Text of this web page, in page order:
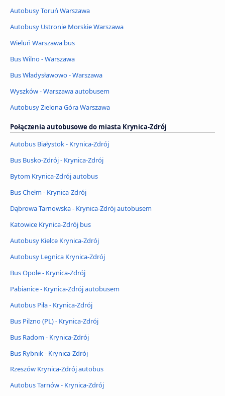
Autobusy Toruń Warszawa
Autobusy Ustronie Morskie Warszawa
Wieluń Warszawa bus
Bus Wilno - Warszawa
Bus Władysławowo - Warszawa
Wyszków - Warszawa autobusem
Autobusy Zielona Góra Warszawa
Połączenia autobusowe do miasta Krynica-Zdrój
Autobus Białystok - Krynica-Zdrój
Bus Busko-Zdrój - Krynica-Zdrój
Bytom Krynica-Zdrój autobus
Bus Chełm - Krynica-Zdrój
Dąbrowa Tarnowska - Krynica-Zdrój autobusem
Katowice Krynica-Zdrój bus
Autobusy Kielce Krynica-Zdrój
Autobusy Legnica Krynica-Zdrój
Bus Opole - Krynica-Zdrój
Pabianice - Krynica-Zdrój autobusem
Autobus Piła - Krynica-Zdrój
Bus Pilzno (PL) - Krynica-Zdrój
Bus Radom - Krynica-Zdrój
Bus Rybnik - Krynica-Zdrój
Rzeszów Krynica-Zdrój autobus
Autobus Tarnów - Krynica-Zdrój